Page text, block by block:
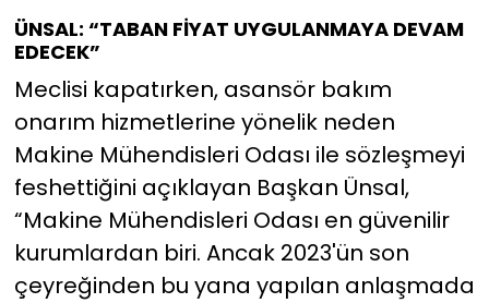
ÜNSAL: “TABAN FİYAT UYGULANMAYA DEVAM
EDECEK”
Meclisi kapatırken, asansör bakım
onarım hizmetlerine yönelik neden
Makine Mühendisleri Odası ile sözleşmeyi
feshettiğini açıklayan Başkan Ünsal,
“Makine Mühendisleri Odası en güvenilir
kurumlardan biri. Ancak 2023'ün son
çeyreğinden bu yana yapılan anlaşmada